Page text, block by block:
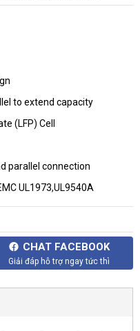
to extend capacity
(LFP) Cell
parallel connection
UL1973,UL9540A
CHAT FACEBOOK
Giải đáp hỗ trợ ngay tức thì